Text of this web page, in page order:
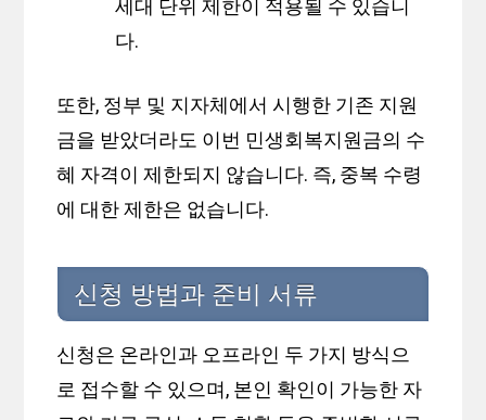
세대 단위 제한이 적용될 수 있습니
다.
또한, 정부 및 지자체에서 시행한 기존 지원
금을 받았더라도 이번 민생회복지원금의 수
혜 자격이 제한되지 않습니다. 즉, 중복 수령
에 대한 제한은 없습니다.
신청 방법과 준비 서류
신청은 온라인과 오프라인 두 가지 방식으
로 접수할 수 있으며, 본인 확인이 가능한 자